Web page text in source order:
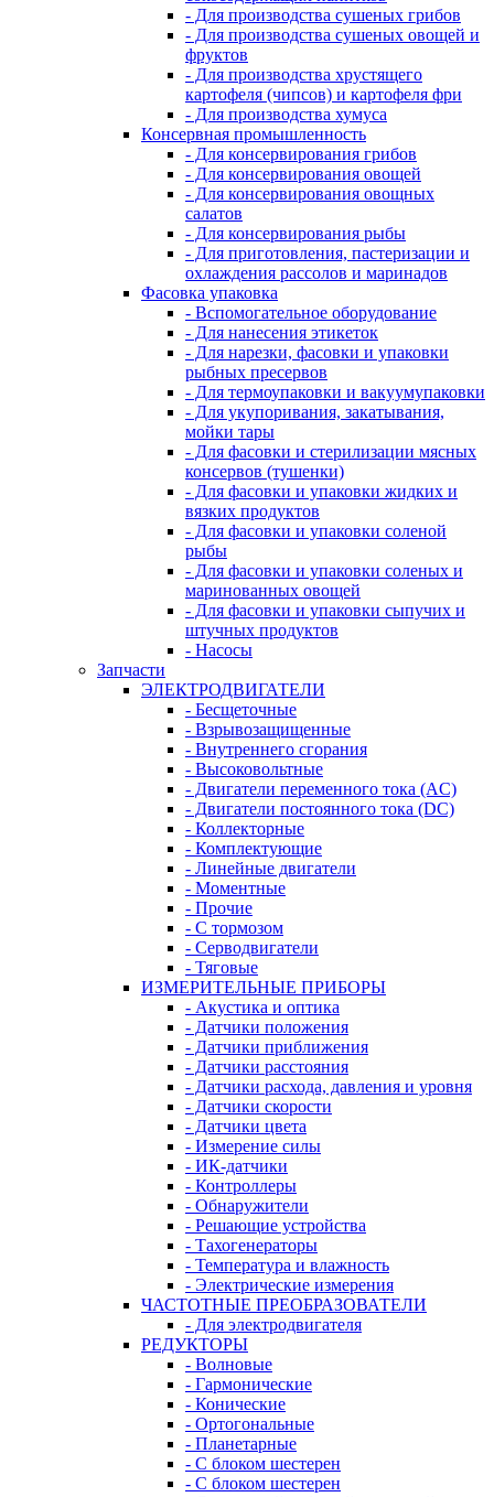
- Для производства сушеных грибов
- Для производства сушеных овощей и
фруктов
- Для производства хрустящего
картофеля (чипсов) и картофеля фри
- Для производства хумуса
Консервная промышленность
- Для консервирования грибов
- Для консервирования овощей
- Для консервирования овощных
салатов
- Для консервирования рыбы
- Для приготовления, пастеризации и
охлаждения рассолов и маринадов
Фасовка упаковка
- Вспомогательное оборудование
- Для нанесения этикеток
- Для нарезки, фасовки и упаковки
рыбных пресервов
- Для термоупаковки и вакуумупаковки
- Для укупоривания, закатывания,
мойки тары
- Для фасовки и стерилизации мясных
консервов (тушенки)
- Для фасовки и упаковки жидких и
вязких продуктов
- Для фасовки и упаковки соленой
рыбы
- Для фасовки и упаковки соленых и
маринованных овощей
- Для фасовки и упаковки сыпучих и
штучных продуктов
- Насосы
Запчасти
ЭЛЕКТРОДВИГАТЕЛИ
- Бесщеточные
- Взрывозащищенные
- Внутреннего сгорания
- Высоковольтные
- Двигатели переменного тока (AC)
- Двигатели постоянного тока (DC)
- Коллекторные
- Комплектующие
- Линейные двигатели
- Моментные
- Прочие
- С тормозом
- Серводвигатели
- Тяговые
ИЗМЕРИТЕЛЬНЫЕ ПРИБОРЫ
- Акустика и оптика
- Датчики положения
- Датчики приближения
- Датчики расстояния
- Датчики расхода, давления и уровня
- Датчики скорости
- Датчики цвета
- Измерение силы
- ИК-датчики
- Контроллеры
- Обнаружители
- Решающие устройства
- Тахогенераторы
- Температура и влажность
- Электрические измерения
ЧАСТОТНЫЕ ПРЕОБРАЗОВАТЕЛИ
- Для электродвигателя
РЕДУКТОРЫ
- Волновые
- Гармонические
- Конические
- Ортогональные
- Планетарные
- С блоком шестерен
- С блоком шестерен